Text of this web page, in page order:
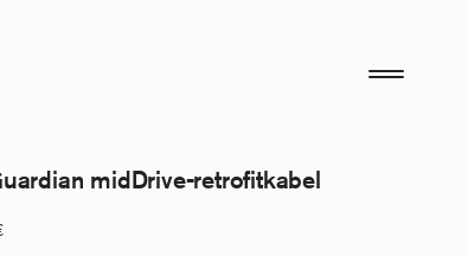
midDrive-retrofitkabel